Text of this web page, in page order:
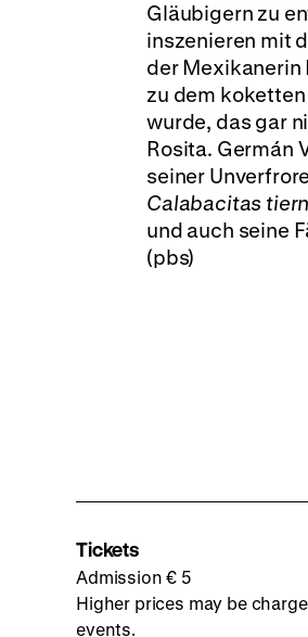
Gläubigern zu
inszenieren mit
der Mexikanerin
zu dem
wurde, das gar
Rosita. Germán
seiner
Calabacitas
und auch seine
(pbs)
Tickets
Admission € 5
Higher prices may be
events.